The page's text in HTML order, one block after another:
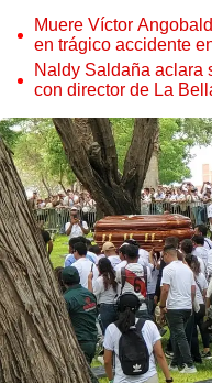
Muere Víctor
en trágico accidente
Naldy Saldaña aclara
con director de La